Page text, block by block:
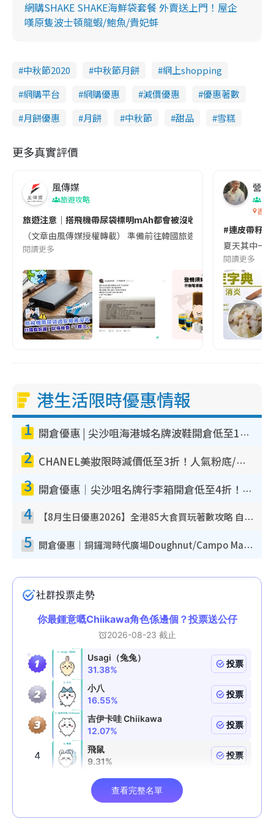
網購SHAKE SHAKE海鮮袋套餐 外賣送上門！屋企
嘆原隻波士頓龍蝦/鮑魚/貴妃蚌
中秋節2020 中秋節月餅
網上shopping
網購平台
網購優惠 減價優惠
優惠著數
月餅優惠
月餅 中秋節 甜品 雪糕
更多真實評價
風傳媒
旅遊攻略
旅遊注意｜搭飛機帶尿袋標明mAh都會被沒收😱出發前切記檢查
（文章由風傳媒授權轉載） 準備前往韓國旅遊的民眾，近期要
閱讀更多
營養
香港
#連皮帶籽
夏天其中一
閱讀更多
港生活限時優惠情報
1 開倉優惠 | 尖沙咀海港城名牌波鞋開倉低至1折！On鞋$899起／Joy&Peace鞋履$98起
2 CHANEL美妝限時減價低至3折！人氣粉底/唇膏/精華液低至$275！COCO香水都有平
3 開倉優惠｜尖沙咀名牌行李箱開倉低至4折！一連5日 American Tourister/ace./Hallmark $200起！
4 【8月生日優惠2026】全港85大食買玩著數攻略 自助餐/火鍋放題同行免費＋誠品/DONKI送現金券
5 開倉優惠｜銅鑼灣時代廣場Doughnut/Campo Marzio開倉低至1折！背囊、書包、手袋劈價$200起